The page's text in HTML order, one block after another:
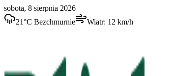
sobota, 8 sierpnia 2026
21°C Bezchmurnie Wiatr: 12 km/h